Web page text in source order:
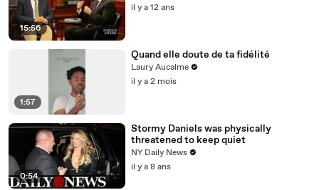
15:56
il y a 12 ans
1:57
Quand elle doute de ta fidélité
Laury Aucalme
il y a 2 mois
0:54
Stormy Daniels was physically
threatened to keep quiet
NY Daily News
il y a 8 ans